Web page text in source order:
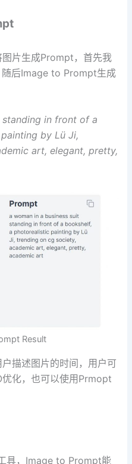
片生成Prompt，首先我
随后Image to Prompt生成
standing in front of a
by Lü Ji,
art, elegant, pretty,
Result
描述图片的时间，用户可
化，也可以使用Prmopt
具，Image to Prompt能